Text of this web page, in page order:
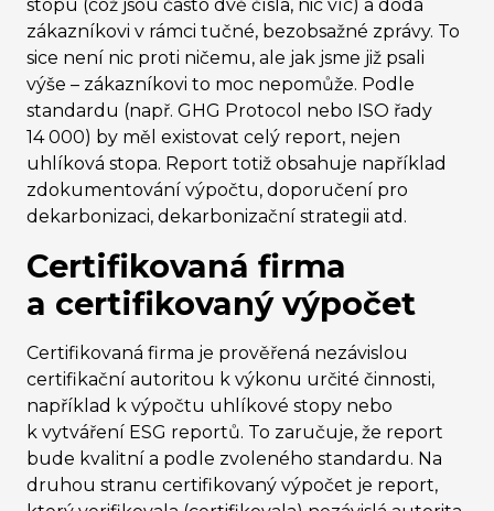
stopu (což jsou často dvě čísla, nic víc) a dodá
zákazníkovi v rámci tučné, bezobsažné zprávy. To
sice není nic proti ničemu, ale jak jsme již psali
výše – zákazníkovi to moc nepomůže. Podle
standardu (např. GHG Protocol nebo ISO řady
14 000) by měl existovat celý report, nejen
uhlíková stopa. Report totiž obsahuje například
zdokumentování výpočtu, doporučení pro
dekarbonizaci, dekarbonizační strategii atd.
Certifikovaná firma
a certifikovaný výpočet
Certifikovaná firma je prověřená nezávislou
certifikační autoritou k výkonu určité činnosti,
například k výpočtu uhlíkové stopy nebo
k vytváření ESG reportů. To zaručuje, že report
bude kvalitní a podle zvoleného standardu. Na
druhou stranu certifikovaný výpočet je report,